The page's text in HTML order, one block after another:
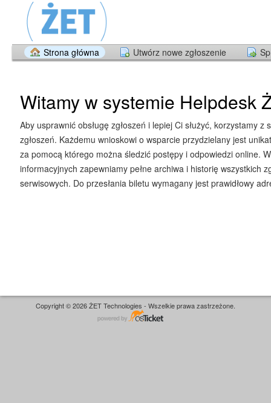
Strona główna Utwórz nowe zgłoszenie
Witamy w systemie Helpdesk
Aby usprawnić obsługę zgłoszeń i lepiej Ci służyć, korzystamy z
zgłoszeń. Każdemu wnioskowi o wsparcie przydzielany jest
za pomocą którego można śledzić postępy i odpowiedzi online.
informacyjnych zapewniamy pełne archiwa i historię wszystkich
serwisowych. Do przesłania biletu wymagany jest prawidłowy
Copyright © 2026 ŻET Technologies - Wszelkie prawa zastrzeżone.